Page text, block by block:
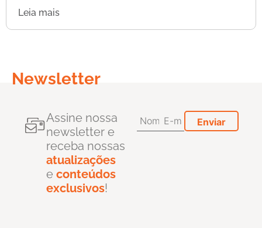
Leia mais
Newsletter
Assine nossa
newsletter e
receba nossas
atualizações
e conteúdos
exclusivos!